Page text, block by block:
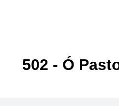
502 - Ó